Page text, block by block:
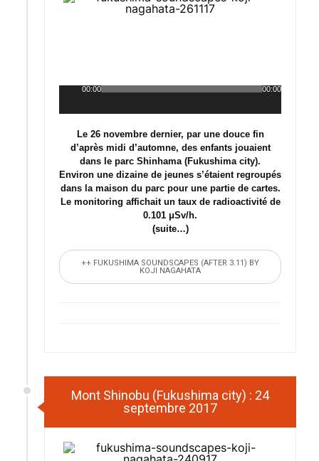
Lecteur
00:00 00:00
Le 26 novembre dernier, par une douce fin
d’après midi d’automne, des enfants jouaient
dans le parc Shinhama (Fukushima city).
Environ une dizaine de jeunes s’étaient regroupés
dans la maison du parc pour une partie de cartes.
Le monitoring affichait un taux de radioactivité de
0.101 μSv/h.
(suite…)
++ FUKUSHIMA SOUNDSCAPES (AFTER 3.11) BY
KOJI NAGAHATA
Mont Shinobu (Fukushima city) : 24
septembre 2017